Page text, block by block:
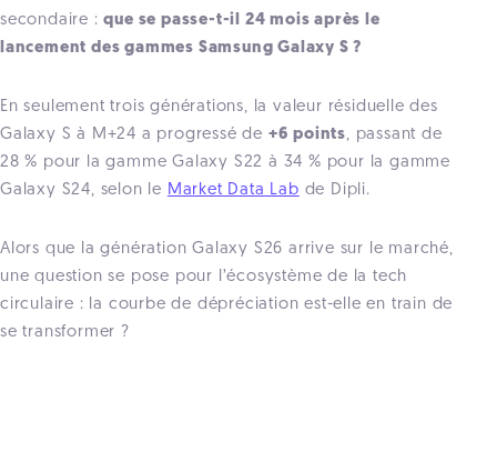
secondaire :que se passe-t-il 24 mois après le
lancement des gammes Samsung Galaxy S ?
En seulement trois générations, la valeur résiduelle des
Galaxy S à M+24 a progressé de +6 points, passant de
28 % pour la gamme Galaxy S22 à 34 % pour la gamme
Galaxy S24, selon le Market Data Lab de Dipli.
Alors que la génération Galaxy S26 arrive sur le marché,
une question se pose pour l’écosystème de la tech
circulaire : la courbe de dépréciation est-elle en train de
se transformer ?